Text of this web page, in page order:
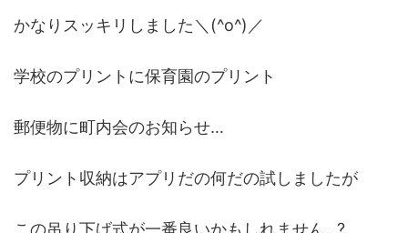
かなりスッキリしました＼(^o^)／
学校のプリントに保育園のプリント
郵便物に町内会のお知らせ…
プリント収納はアプリだの何だの試しましたが
この吊り下げ式が一番良いかもしれません...?